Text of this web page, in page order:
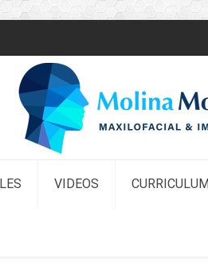
VIDEOS